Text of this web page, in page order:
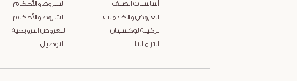
أساسيات الصيف
العروض والخدمات
تركيبة لوكسيتان
التزاماتنا
الشروط والأحكام
الشروط والأحكام
للعروض الترويجية
التوصيل